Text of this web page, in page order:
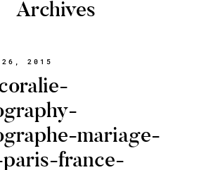
Archives
2015
mariage-
france-